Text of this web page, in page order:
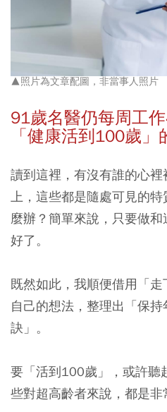
▲照片為文章配圖，非當事人照片
91歲名醫仍每周工
「健康活到100歲」
讀到這裡，有沒有誰的心
上，這些都是隨處可見的
麼辦？簡單來說，只要做
好了。
既然如此，我順便借用「
自己的想法，整理出「保
訣」。
要「活到100歲」，或許聽
些對超高齡者來說，都是非